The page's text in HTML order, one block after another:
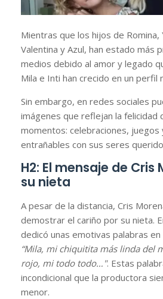
Mientras que los hijos de Romina,
Valentina y Azul, han estado más
medios debido al amor y legado
Mila e Inti han crecido en un perfil
Sin embargo, en redes sociales
imágenes que reflejan la felicidad
momentos: celebraciones, juegos
entrañables con sus seres
H2: El mensaje de
su nieta
A pesar de la distancia, Cris
demostrar el cariño por su nieta.
dedicó unas emotivas palabras
“Mila, mi chiquitita más linda del
rojo, mi todo todo…". Estas
incondicional que la productora
menor.